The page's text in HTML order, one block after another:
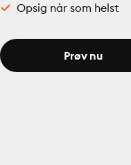
Opsig når som helst
Prøv nu